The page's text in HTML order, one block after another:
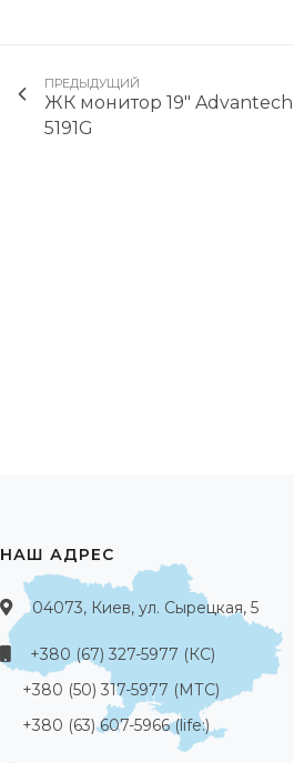
ПРЕДЫДУЩИЙ
ЖК монитор 19" Advantech
5191G
НАШ АДРЕС
04073, Киев, ул. Сырецкая, 5
+380 (67) 327-5977 (КС)
+380 (50) 317-5977 (МТС)
+380 (63) 607-5966 (life:)